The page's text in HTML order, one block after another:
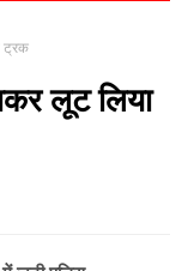
ट्रक
लूट लिया